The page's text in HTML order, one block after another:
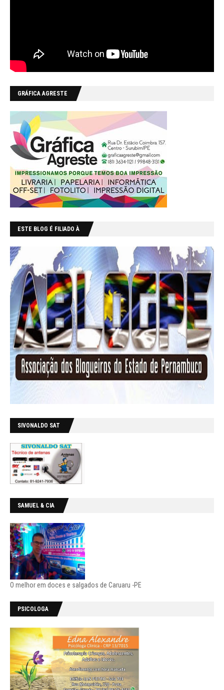
GRÁFICA AGRESTE
ESTE BLOG É FILIADO À
SIVONALDO SAT
SAMUEL & CIA
O melhor em doces e salgados de Caruaru -PE
PSICOLOGA